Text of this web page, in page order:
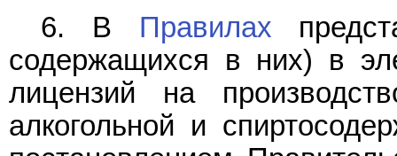
6. В Правилах
содержащихся в них) в
лицензий на
алкогольной и